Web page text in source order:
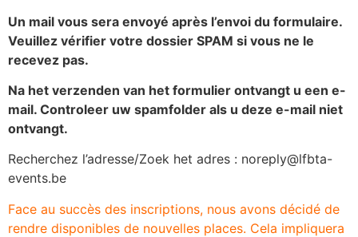
Un mail vous sera envoyé après l’envoi du formulaire.
Veuillez vérifier votre dossier SPAM si vous ne le
recevez pas.
Na het verzenden van het formulier ontvangt u een e-
mail. Controleer uw spamfolder als u deze e-mail niet
ontvangt.
Recherchez l’adresse/Zoek het adres : noreply@lfbta-
events.be
Face au succès des inscriptions, nous avons décidé de
rendre disponibles de nouvelles places. Cela impliquera